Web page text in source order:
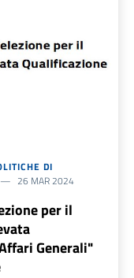
DI
26 MAR 2024
per il
Generali"